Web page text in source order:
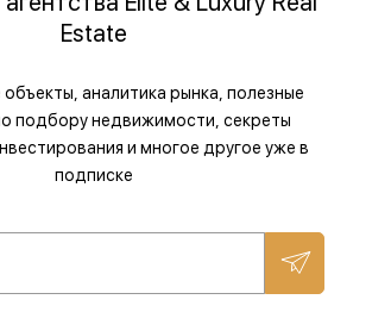
Estate
аналитика рынка, полезные
подбору недвижимости, секреты
и многое другое уже в
подписке